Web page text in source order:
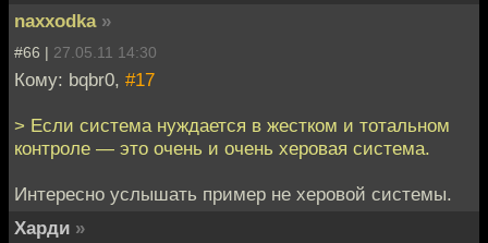
naxxodka »
#66 | 27.05.11 14:30
Кому: bqbr0, #17
> Если система нуждается в жестком и тотальном
контроле — это очень и очень херовая система.
Интересно услышать пример не херовой системы.
Харди »